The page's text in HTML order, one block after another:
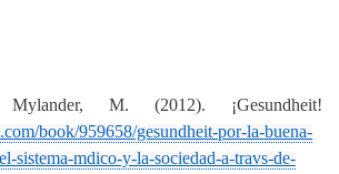
M. (2012). ¡Gesundheit!
book/959658/gesundheit-por-la-buena-
sistema-mdico-y-la-sociedad-a-travs-de-